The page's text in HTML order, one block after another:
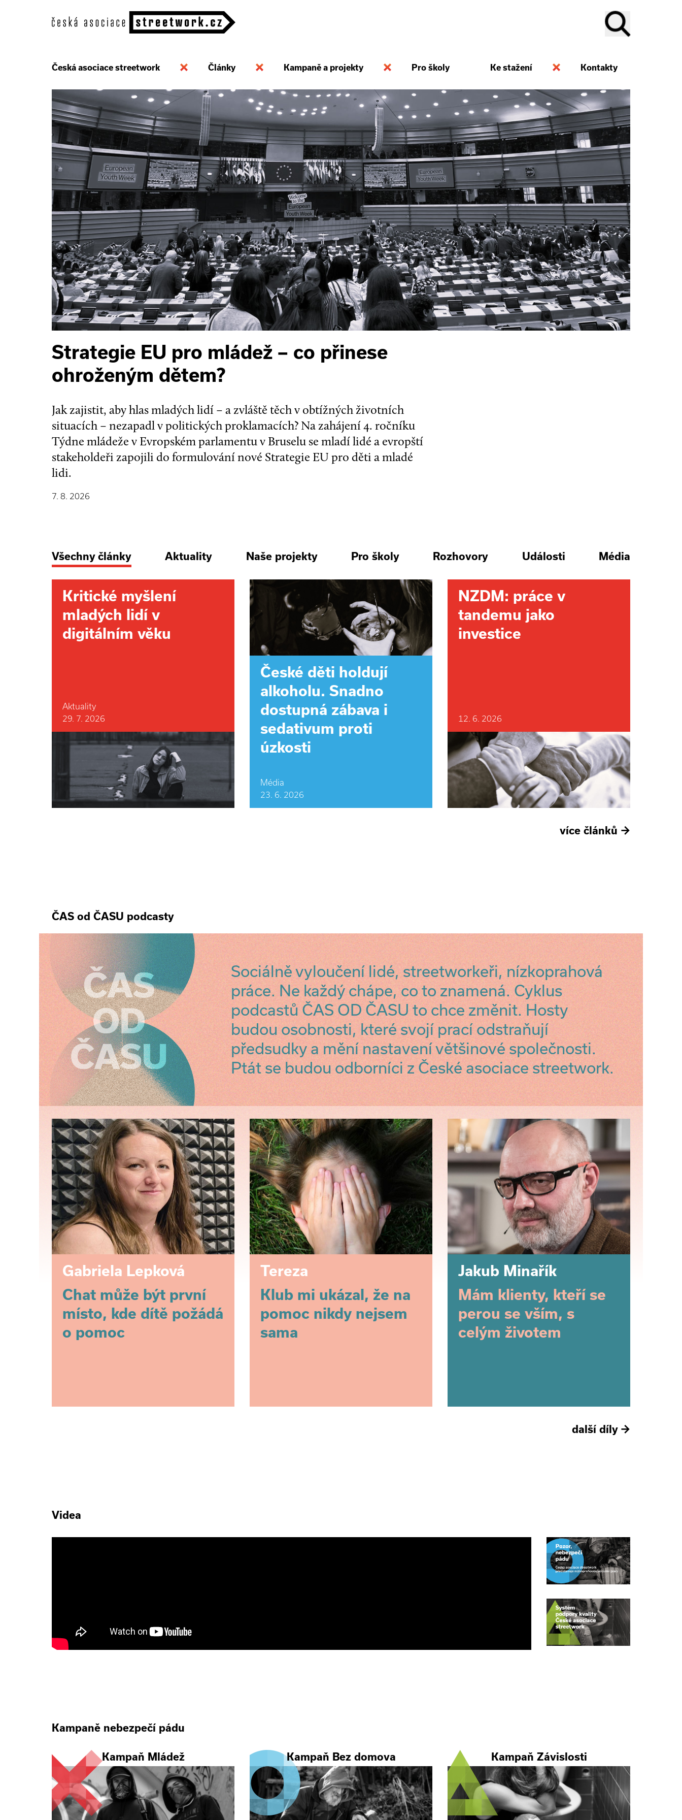
Česká asociace streetwork Články Kampaně a projekty Pro školy Ke stažení Kontakty
Strategie EU pro mládež – co přinese
ohroženým dětem?
Jak zajistit, aby hlas mladých lidí – a zvláště těch v obtížných životních
situacích – nezapadl v politických proklamacích? Na zahájení 4. ročníku
Týdne mládeže v Evropském parlamentu v Bruselu se mladí lidé a evropští
stakeholdeři zapojili do formulování nové Strategie EU pro děti a mladé
lidi.
7. 8. 2026
Všechny články Aktuality Naše projekty Pro školy Rozhovory Události Média
Kritické myšlení
mladých lidí v
digitálním věku
Aktuality
29. 7. 2026
České děti holdují
alkoholu. Snadno
dostupná zábava i
sedativum proti
úzkosti
Média
23. 6. 2026
NZDM: práce v
tandemu jako
investice
12. 6. 2026
více článků →
ČAS od ČASU podcasty
Sociálně vyloučení lidé, streetworkeři, nízkoprahová
práce. Ne každý chápe, co to znamená. Cyklus
podcastů ČAS OD ČASU to chce změnit. Hosty
budou osobnosti, které svojí prací odstraňují
předsudky a mění nastavení většinové společnosti.
Ptát se budou odborníci z České asociace streetwork.
Gabriela Lepková
Chat může být první
místo, kde dítě požádá
o pomoc
Tereza
Klub mi ukázal, že na
pomoc nikdy nejsem
sama
Jakub Minařík
Mám klienty, kteří se
perou se vším, s
celým životem
další díly →
Videa
Kampaně nebezpečí pádu
Kampaň Mládež Kampaň Bez domova Kampaň Závislosti